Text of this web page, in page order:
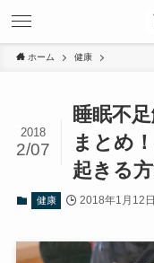
ホーム 健康
睡眠不
まとめ
起きる方
2018
2/07
健康 2018年1月12日